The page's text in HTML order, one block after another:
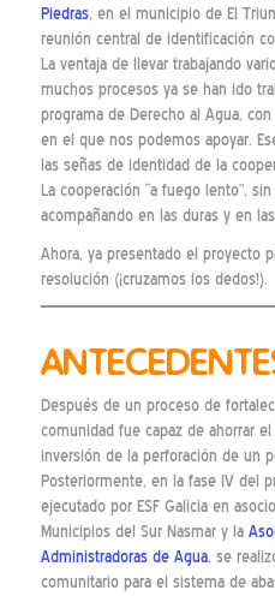
Piedras, en el municipio de El
reunión central de identificación
La ventaja de llevar trabajando
muchos procesos ya se han ido
programa de Derecho al Agua,
en el que nos podemos apoyar.
las señas de identidad de la
La cooperación “a fuego lento”,
acompañando en las duras y en
Ahora, ya presentado el proyecto
resolución (¡cruzamos los dedos!).
Después de un proceso de
comunidad fue capaz de ahorrar
inversión de la perforación de un
Posteriormente, en la fase IV del
ejecutado por ESF Galicia en
Municipios del Sur Nasmar y la
Administradoras de Agua, se
comunitario para el sistema de